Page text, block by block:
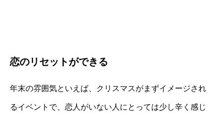
恋のリセットができる
年末の雰囲気といえば、クリスマスがまずイメージされ
るイベントで、恋人がいない人にとっては少し辛く感じ